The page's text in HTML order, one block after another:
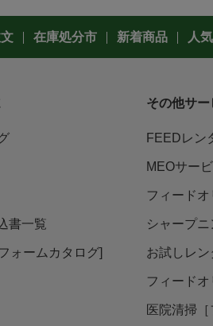
在庫処分市 新着商品 人
書一覧
ォームカタログ]
その他サー
FEEDレン
MEOサー
フィード
シャープ
お試しレ
フィード
医院清掃［